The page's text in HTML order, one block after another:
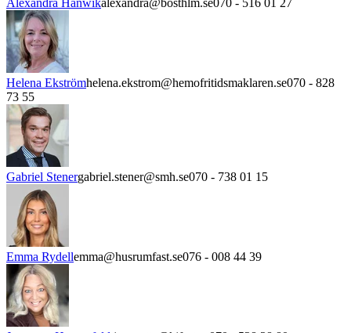
Alexandra Hanwikalexandra@bosthlm.se070 - 516 01 27
Helena Ekströmhelena.ekstrom@hemofritidsmaklaren.se070 - 828
73 55
Gabriel Stenergabriel.stener@smh.se070 - 738 01 15
Emma Rydellemma@husrumfast.se076 - 008 44 39